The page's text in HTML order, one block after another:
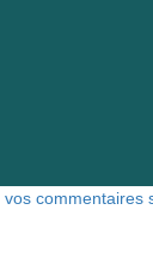
commentaires